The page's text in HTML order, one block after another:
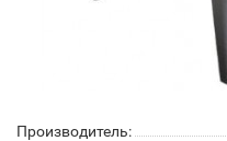
Производитель: